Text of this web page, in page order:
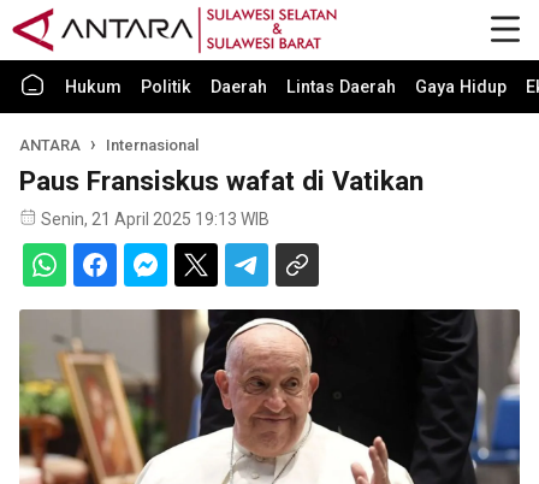
Hukum Politik Daerah Lintas Daerah Gaya Hidup
ANTARA Internasional
Paus Fransiskus wafat di Vatikan
Senin, 21 April 2025 19:13 WIB